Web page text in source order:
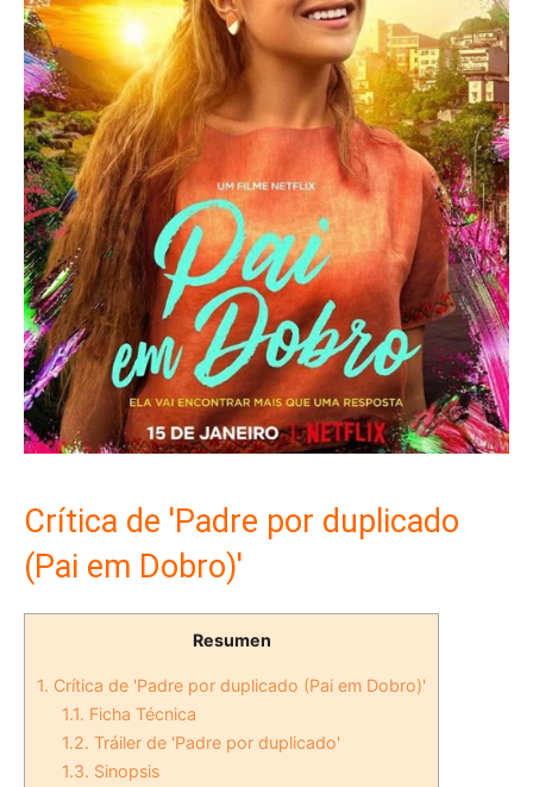
Crítica de 'Padre por duplicado
(Pai em Dobro)'
Resumen
1. Crítica de 'Padre por duplicado (Pai em Dobro)'
1.1. Ficha Técnica
1.2. Tráiler de 'Padre por duplicado'
1.3. Sinopsis